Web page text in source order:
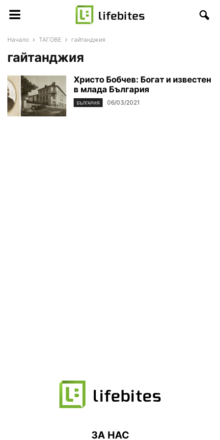
Начало ТАГОВЕ гайтанджия
гайтанджия
Христо Бобчев: Богат и известен
в млада България
БЪЛГАРИЯ 06/03/2021
ЗА НАС